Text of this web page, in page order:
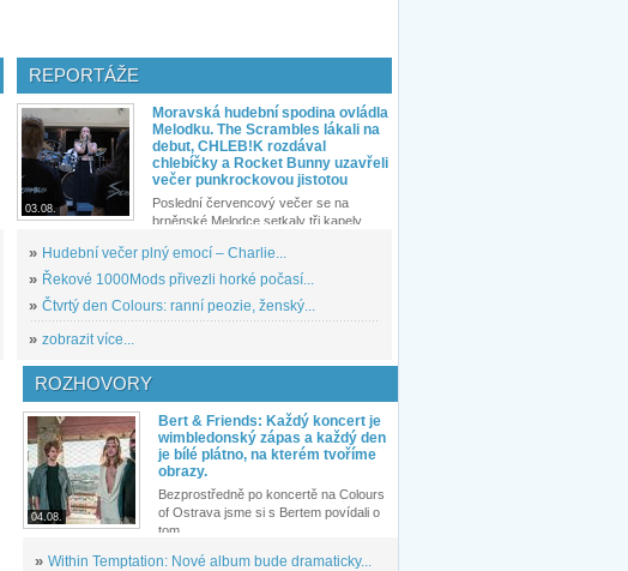
REPORTÁŽE
03.08.
Moravská hudební spodina ovládla
Melodku. The Scrambles lákali na
debut, CHLEB!K rozdával
chlebíčky a Rocket Bunny uzavřeli
večer punkrockovou jistotou
Poslední červencový večer se na
brněnské Melodce setkaly tři kapely...
» Hudební večer plný emocí – Charlie...
» Řekové 1000Mods přivezli horké počasí...
» Čtvrtý den Colours: ranní peozie, ženský...
» zobrazit více...
ROZHOVORY
04.08.
Bert & Friends: Každý koncert je
wimbledonský zápas a každý den
je bílé plátno, na kterém tvoříme
obrazy.
Bezprostředně po koncertě na Colours
of Ostrava jsme si s Bertem povídali o
tom,...
» Within Temptation: Nové album bude dramaticky...